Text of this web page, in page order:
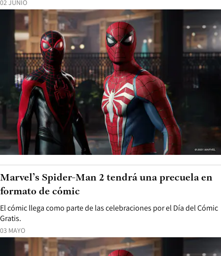
02 JUNIO
03 MAYO
El cómic llega como parte de las celebraciones por el Día del Cómic
Gratis.
Marvel’s Spider-Man 2 tendrá una precuela en
formato de cómic